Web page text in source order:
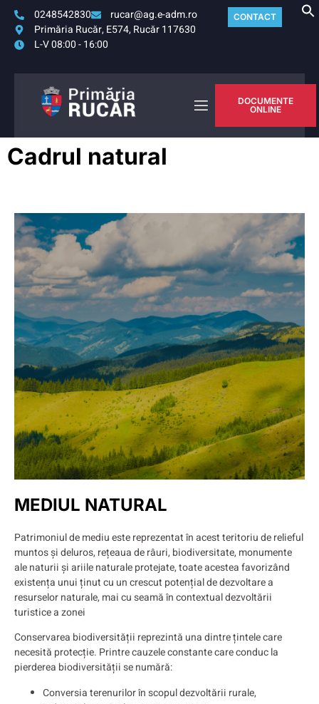
0248542830
rucar@ag.e-adm.ro
Primăria Rucăr, E574, Rucăr 117630
L-V 08:00 - 16:00
CONTACT
DOCUMENTE
ONLINE
Cadrul natural
MEDIUL NATURAL
Patrimoniul de mediu este reprezentat în acest teritoriu de relieful
muntos și deluros, rețeaua de râuri, biodiversitate, monumente
ale naturii și ariile naturale protejate, toate acestea favorizând
existența unui ținut cu un crescut potențial de dezvoltare a
resurselor naturale, mai cu seamă în contextual dezvoltării
turistice a zonei
Conservarea biodiversității reprezintă una dintre țintele care
necesită protecție. Printre cauzele constante care conduc la
pierderea biodiversității se numără:
Conversia terenurilor în scopul dezvoltării rurale,